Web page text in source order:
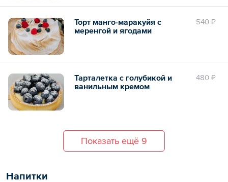
540 ₽
Торт манго-маракуйя с
меренгой и ягодами
480 ₽
Тарталетка с голубикой и
ванильным кремом
Показать ещё 9
Напитки